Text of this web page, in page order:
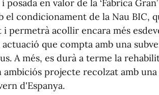
posada en valor de la ‘Fàbrica
el condicionament de la Nau BIC,
i permetrà acollir encara més
que compta amb una
A més, es durà a terme la
projecte recolzat amb
d'Espanya.